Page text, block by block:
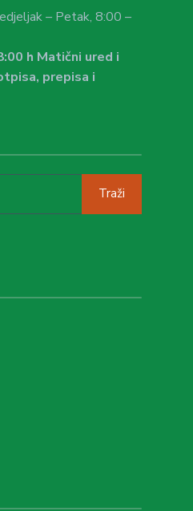
– Petak, 8:00 –
h Matični ured i
prepisa i
Traži